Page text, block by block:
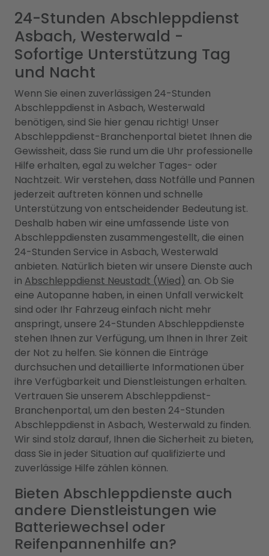
24-Stunden Abschleppdienst
Asbach, Westerwald -
Sofortige Unterstützung Tag
und Nacht
Wenn Sie einen zuverlässigen 24-Stunden
Abschleppdienst in Asbach, Westerwald
benötigen, sind Sie hier genau richtig! Unser
Abschleppdienst-Branchenportal bietet Ihnen die
Gewissheit, dass Sie rund um die Uhr professionelle
Hilfe erhalten, egal zu welcher Tages- oder
Nachtzeit. Wir verstehen, dass Notfälle und Pannen
jederzeit auftreten können und schnelle
Unterstützung von entscheidender Bedeutung ist.
Deshalb haben wir eine umfassende Liste von
Abschleppdiensten zusammengestellt, die einen
24-Stunden Service in Asbach, Westerwald
anbieten. Natürlich bieten wir unsere Dienste auch
in Abschleppdienst Neustadt (Wied) an. Ob Sie
eine Autopanne haben, in einen Unfall verwickelt
sind oder Ihr Fahrzeug einfach nicht mehr
anspringt, unsere 24-Stunden Abschleppdienste
stehen Ihnen zur Verfügung, um Ihnen in Ihrer Zeit
der Not zu helfen. Sie können die Einträge
durchsuchen und detaillierte Informationen über
ihre Verfügbarkeit und Dienstleistungen erhalten.
Vertrauen Sie unserem Abschleppdienst-
Branchenportal, um den besten 24-Stunden
Abschleppdienst in Asbach, Westerwald zu finden.
Wir sind stolz darauf, Ihnen die Sicherheit zu bieten,
dass Sie in jeder Situation auf qualifizierte und
zuverlässige Hilfe zählen können.
Bieten Abschleppdienste auch
andere Dienstleistungen wie
Batteriewechsel oder
Reifenpannenhilfe an?